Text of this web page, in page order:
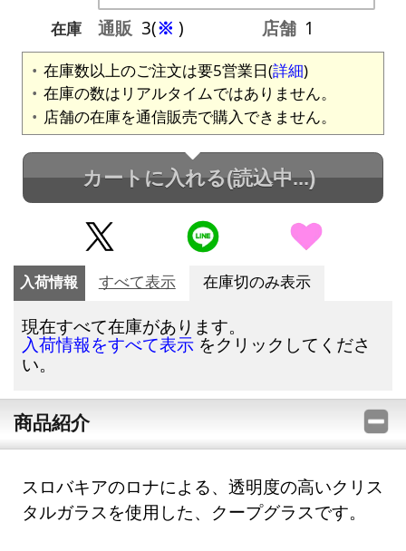
在庫
通販 3(※ ) 店舗 1
在庫数以上のご注文は要5営業日(詳細)
在庫の数はリアルタイムではありません。
店舗の在庫を通信販売で購入できません。
カートに入れる(読込中...)
入荷情報 すべて表示 在庫切のみ表示
現在すべて在庫があります。
入荷情報をすべて表示 をクリックしてくださ
い。
商品紹介
スロバキアのロナによる、透明度の高いクリス
タルガラスを使用した、クープグラスです。